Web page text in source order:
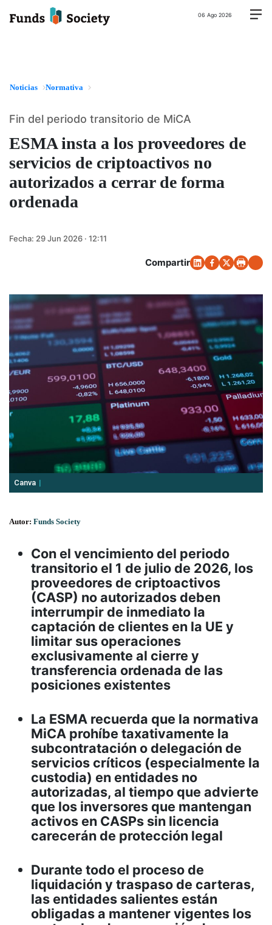
06 Ago 2026
Noticias Normativa
ESMA insta a los proveedores de
servicios de criptoactivos no
autorizados a cerrar de forma
ordenada
Fin del periodo transitorio de MiCA
Fecha: 29 Jun 2026 · 12:11
Compartir
Canva
Autor: Funds Society
Con el vencimiento del periodo
transitorio el 1 de julio de 2026, los
proveedores de criptoactivos
(CASP) no autorizados deben
interrumpir de inmediato la
captación de clientes en la UE y
limitar sus operaciones
exclusivamente al cierre y
transferencia ordenada de las
posiciones existentes
La ESMA recuerda que la normativa
MiCA prohíbe taxativamente la
subcontratación o delegación de
servicios críticos (especialmente la
custodia) en entidades no
autorizadas, al tiempo que advierte
que los inversores que mantengan
activos en CASPs sin licencia
carecerán de protección legal
Durante todo el proceso de
liquidación y traspaso de carteras,
las entidades salientes están
obligadas a mantener vigentes los